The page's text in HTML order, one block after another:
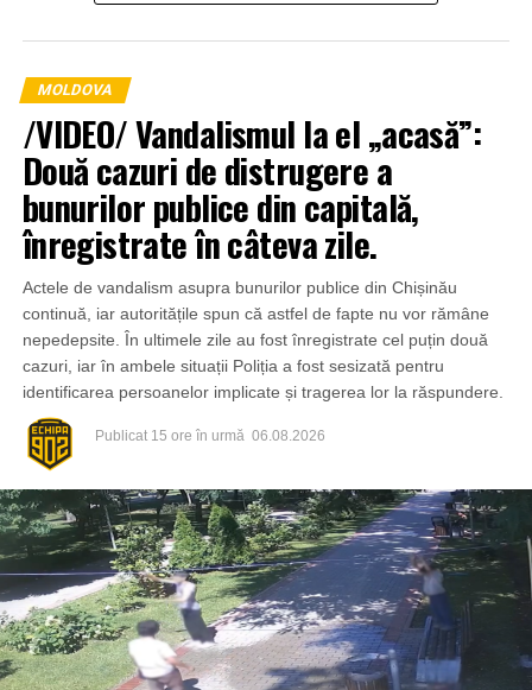
MOLDOVA
/VIDEO/ Vandalismul la el „acasă”:
Două cazuri de distrugere a
bunurilor publice din capitală,
înregistrate în câteva zile.
Actele de vandalism asupra bunurilor publice din Chișinău
continuă, iar autoritățile spun că astfel de fapte nu vor rămâne
nepedepsite. În ultimele zile au fost înregistrate cel puțin două
cazuri, iar în ambele situații Poliția a fost sesizată pentru
identificarea persoanelor implicate și tragerea lor la răspundere.
Publicat 15 ore în urmă 06.08.2026